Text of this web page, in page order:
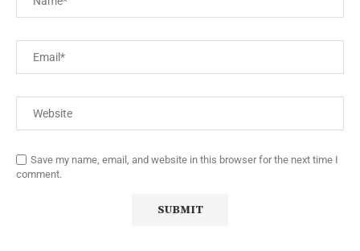
Save my name, email, and website in this browser for the next time I
comment.